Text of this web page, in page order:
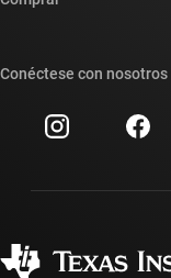
Relaciones con
Fabricación
Búsqueda de
Centro de
Preguntas
Preguntas
Conéctese con nosotros